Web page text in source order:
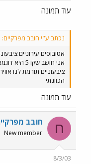
עוד תמונה
נכתב ע"י חובב מפרקיים:
אטובוסים עירוניים
אני חושב
ציבעוניים תורמת לנו
הכוונתי
עוד תמונה
ח חובב
New member
8/3/03